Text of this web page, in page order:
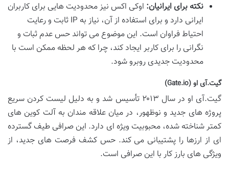
نکته برای ایرانیان: اوکی اکس نیز محدودیت هایی برای کاربران
ایرانی دارد و برای استفاده از آن، نیاز به IP ثابت و رعایت
احتیاط فراوان است. این موضوع می تواند حس عدم ثبات و
نگرانی را برای کاربر ایجاد کند، چرا که هر لحظه ممکن است با
محدودیت جدیدی روبرو شود.
گیت.آی او (Gate.io)
گیت.آی او در سال ۲۰۱۳ تأسیس شد و به دلیل لیست کردن سریع
پروژه های جدید و نوظهور، در میان علاقه مندان به آلت کوین های
کمتر شناخته شده، محبوبیت ویژه ای دارد. این صرافی طیف گسترده
ای از ارزها را پشتیبانی می کند. حس کشف فرصت های جدید، از
ویژگی های بارز کار با این صرافی است.